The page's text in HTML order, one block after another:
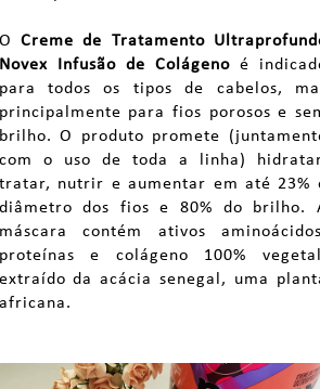
O Creme de Tratamento
Novex Infusão de Colágenoé
para todos os tipos de cabelos,
principalmente para fios porosos e
brilho. O produto promete
com o uso de toda a linha)
tratar, nutrir e aumentar em até 23%
diâmetro dos fios e 80% do brilho.
máscara contém ativos
proteínas e colágeno 100%
extraído da acácia senegal, uma
africana.